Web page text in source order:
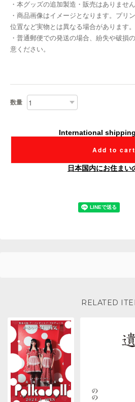
・本グッズの追加製造・販売はありません
・商品画像はイメージとなります。プリ
位置など実物とは異なる場合があります。
・普通郵便での発送の場合、紛失や破損
意ください。
数量
International
Add to cart
日本国内にお住まい
RELATED